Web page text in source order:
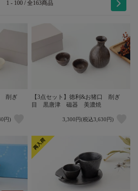
1 - 100 / 全163商品
削ぎ
円)
【3点セット】徳利&お猪口 削ぎ
目 黒唐津 磁器 美濃焼
3,300円(税込3,630円)